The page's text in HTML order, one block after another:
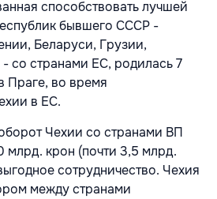
способствовать лучшей
бывшего СССР -
Беларуси, Грузии,
со странами ЕС, родилась 7
Праге, во время
в ЕС.
Чехии со странами ВП
млрд. крон (почти 3,5 млрд.
сотрудничество. Чехия
между странами